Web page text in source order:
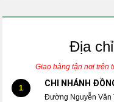
Địa
Giao hàng tận nơi trên
1 CHI NHÁNH
Đường Nguyễn Văn